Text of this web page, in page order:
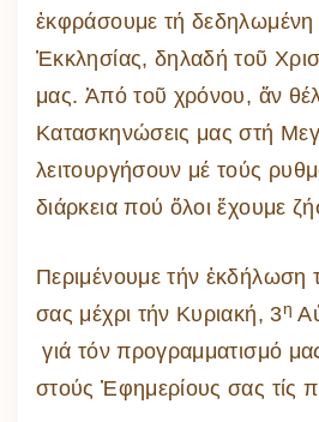
ἐκφράσουμε τή δεδηλωμένη
Ἐκκλησίας, δηλαδή τοῦ
μας. Ἀπό τοῦ χρόνου, ἄν
Κατασκηνώσεις μας στή
λειτουργήσουν μέ τούς
διάρκεια πού ὅλοι ἔχουμε
Περιμένουμε τήν ἐκδήλωση
σας μέχρι τήν Κυριακή, 3η
γιά τόν προγραμματισμό
στούς Ἐφημερίους σας τίς